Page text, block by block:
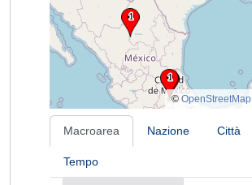
© OpenStreetMap
Macroarea Nazione Città
Tempo